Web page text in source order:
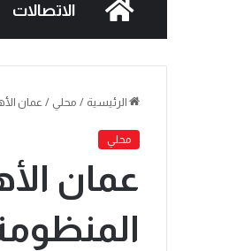
الاتصالات
الرئيسية / محلي / عمان
محلي
عمان